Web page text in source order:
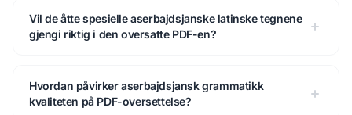
Vil de åtte spesielle aserbajdsjanske latinske tegnene
gjengi riktig i den oversatte PDF-en?
Hvordan påvirker aserbajdsjansk grammatikk
kvaliteten på PDF-oversettelse?